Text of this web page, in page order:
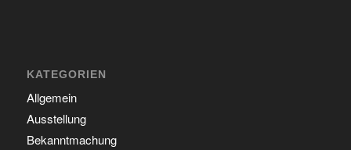
KATEGORIEN
Allgemein
Ausstellung
Bekanntmachung